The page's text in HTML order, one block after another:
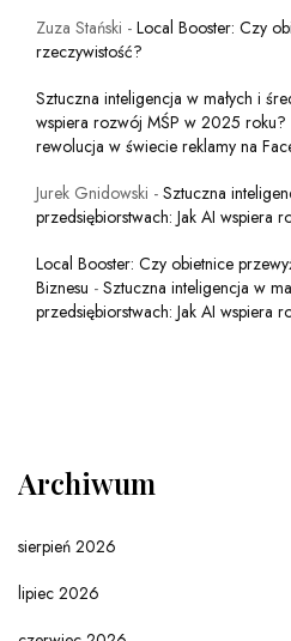
Zuza Stański - Local Booster: Czy
rzeczywistość?
Sztuczna inteligencja w małych i
wspiera rozwój MŚP w 2025 roku?
rewolucja w świecie reklamy na
Jurek Gnidowski - Sztuczna
przedsiębiorstwach: Jak AI wspiera
Local Booster: Czy obietnice
Biznesu - Sztuczna inteligencja w
przedsiębiorstwach: Jak AI wspiera
Archiwum
sierpień 2026
lipiec 2026